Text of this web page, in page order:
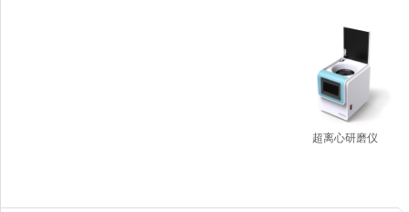
超离心研磨仪